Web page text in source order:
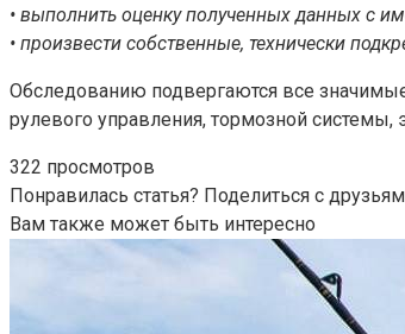
• выполнить оценку полученных данных с
• произвести собственные, технически
Обследованию подвергаются все
рулевого управления, тормозной системы,
322 просмотров
Понравилась статья? Поделиться с
Вам также может быть интересно